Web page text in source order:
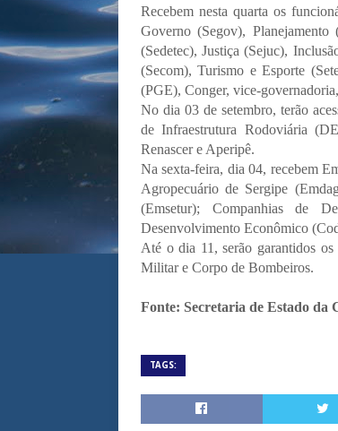
Recebem nesta quarta os
Governo (Segov),
(Sedetec), Justiça (Sejuc),
(Secom), Turismo e Esporte
(PGE), Conger, vice-
No dia 03 de setembro, terão
de Infraestrutura Rodoviária
Renascer e Aperipê.
Na sexta-feira, dia 04, recebem
Agropecuário de Sergipe
(Emsetur); Companhias de
Desenvolvimento Econômico
Até o dia 11, serão garantidos os
Militar e Corpo de Bombeiros.
Fonte: Secretaria de Estado da
TAGS: